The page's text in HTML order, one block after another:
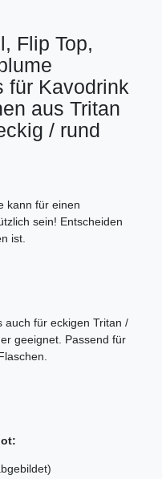
Flip Top,
für Kavodrink
aus Tritan
/ rund
kann für einen
sein! Entscheiden
ist.
auch für eckigen Tritan /
geeignet. Passend für